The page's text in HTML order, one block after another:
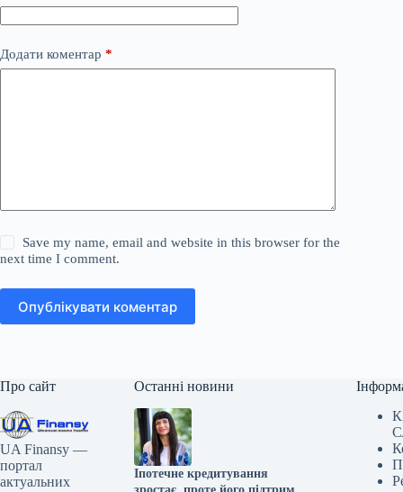
Додати коментар *
Save my name, email and website in this browser for the
next time I comment.
Опублікувати коментар
Про сайт
UA Finansy —
портал
актуальних
Останні новини
Іпотечне кредитування